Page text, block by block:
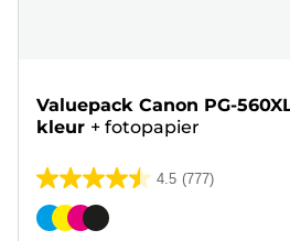
Valuepack Canon PG-
kleur + fotopapier
4.5 (777)
4.5
van
Kleurencartridge